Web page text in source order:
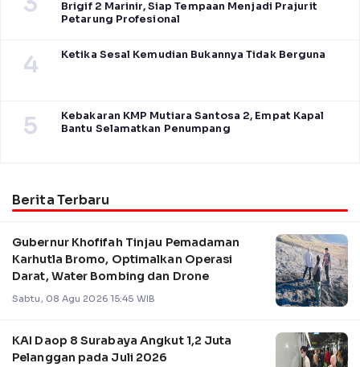
Brigif 2 Marinir, Siap Tempaan Menjadi Prajurit
Petarung Profesional
4 Ketika Sesal Kemudian Bukannya Tidak Berguna
5
Kebakaran KMP Mutiara Santosa 2, Empat Kapal
Bantu Selamatkan Penumpang
Berita Terbaru
Gubernur Khofifah Tinjau Pemadaman
Karhutla Bromo, Optimalkan Operasi
Darat, Water Bombing dan Drone
Sabtu, 08 Agu 2026 15:45 WIB
KAI Daop 8 Surabaya Angkut 1,2 Juta
Pelanggan pada Juli 2026